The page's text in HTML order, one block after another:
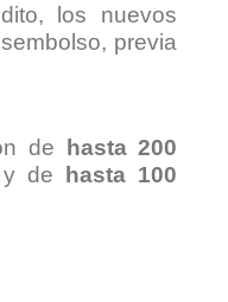
los nuevos
previa
de hasta200
de hasta 100